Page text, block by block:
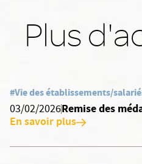
Plus
#Vie des établissements/
03/02/2026Remise des
En savoir plus